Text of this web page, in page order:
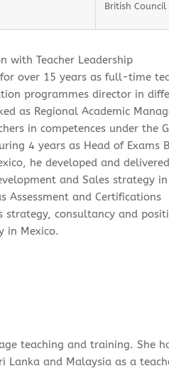
British Council
with Teacher Leadership
over 15 years as full-time
programmes director in
as Regional Academic
in competences under the
4 years as Head of Exams
he developed and
and Sales strategy in
Assessment and Certifications
strategy, consultancy and
in Mexico.
teaching and training. She
Lanka and Malaysia as a